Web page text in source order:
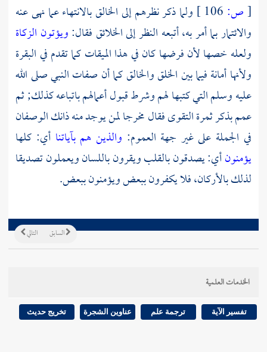
[ص:
ولما ذكر نظرهم إلى الخالق بالانتهاء عما نهى عنه
والائتمار بما أمر به، أتبعه النظر إلى الخلائق فقال:ويؤتون الزكاة
ولعله خصها لأن فرضها كان في هذا الميقات كما تقدم في البقرة
ولأنها أمانة فيما بين الخلق والخالق كما أن صفات النبي صلى الله
عليه وسلم التي كتبها لهم وشرط قبول أعمالهم باتباعه كذلك; ثم
عمم بذكر ثمرة التقوى فقال مخرجا لمن يوجد منه ذانك الوصفان
في الجملة على غير جهة العموم: والذين هم بآياتناأي: كلها
يؤمنونأي: يصدقون بالقلب ويقرون باللسان ويعملون تصديقا
لذلك بالأركان، فلا يكفرون ببعض ويؤمنون ببعض.
التالي السابق
الخدمات العلمية
تفسير الآية ترجمة علم عناوين الشجرة تخريج حديث